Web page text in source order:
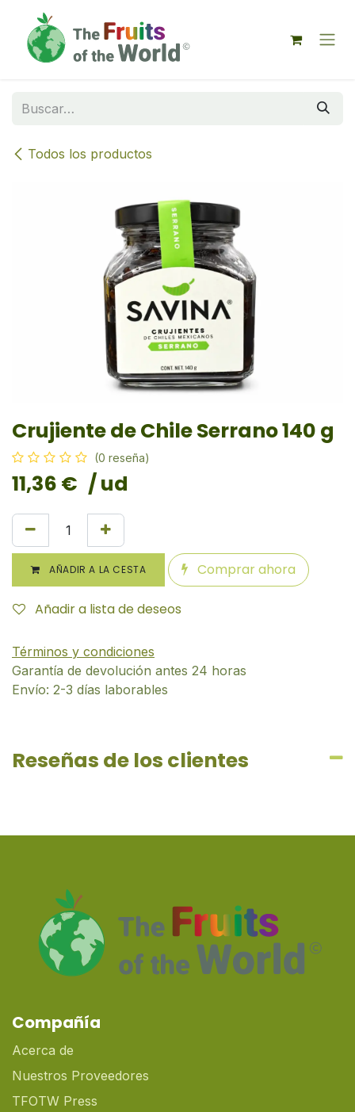
Todos los productos
Crujiente de Chile Serrano 140 g
(0 reseña)
11,36 € / ud
AÑADIR A LA CESTA Comprar ahora
Añadir a lista de deseos
Términos y condiciones
Garantía de devolución antes 24 horas
Envío: 2-3 días laborables
Reseñas de los clientes
Compañía
Acerca de
Nuestros Proveedores
TFOTW Press